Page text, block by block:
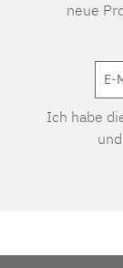
neue
Ich habe